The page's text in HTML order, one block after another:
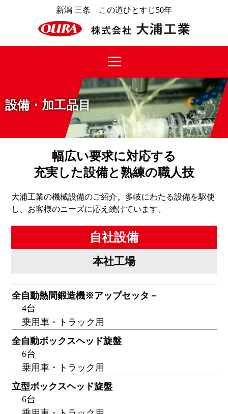
新潟 三条 この道ひとすじ50年
設備・加工品目
幅広い要求に対応する
充実した設備と熟練の職人技
大浦工業の機械設備のご紹介。多岐にわたる設備を駆使
し、お客様のニーズに応え続けています。
自社設備
本社工場
全自動熱間鍛造機※アップセッタ－
4台
乗用車・トラック用
全自動ボックスヘッド旋盤
6台
乗用車・トラック用
立型ボックスヘッド旋盤
6台